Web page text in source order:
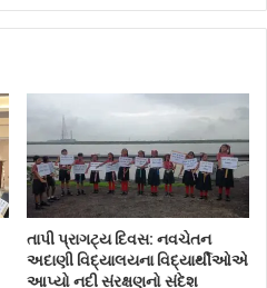
તાપી પ્રાગટ્ય દિવસ: નવચેતન
અદાણી વિદ્યાલયના વિદ્યાર્થીઓએ
આપ્યો નદી સંરક્ષણનો સંદેશ